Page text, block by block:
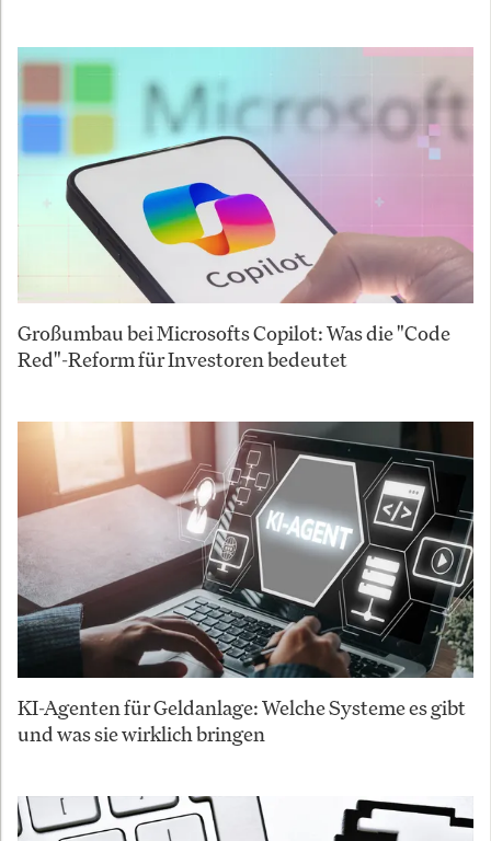
Großumbau bei Microsofts Copilot: Was die "Code
Red"-Reform für Investoren bedeutet
KI-Agenten für Geldanlage: Welche Systeme es gibt
und was sie wirklich bringen